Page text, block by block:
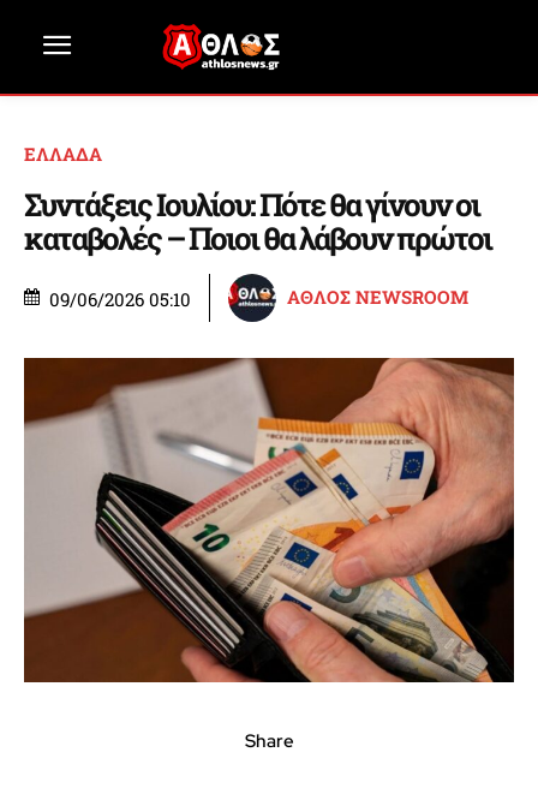
ΕΛΛΑΔΑ
Συντάξεις Ιουλίου: Πότε θα γίνουν οι
καταβολές – Ποιοι θα λάβουν πρώτοι
09/06/2026 05:10 ΑΘΛΟΣ NEWSROOM
Share